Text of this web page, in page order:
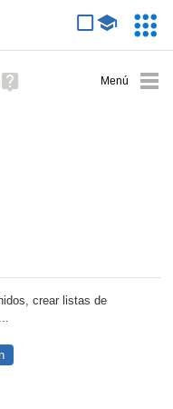
avanzada
Ayuda
(en
crear listas de